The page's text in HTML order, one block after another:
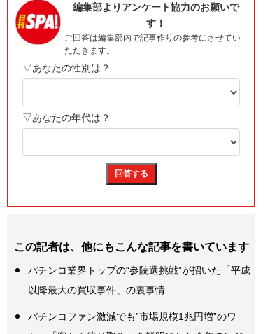
この記者は、他にもこんな記事を書いています
パチンコ業界トップの“参院選挑戦”が招いた「平成
以降最大の買収事件」の裏事情
パチンコファン激減でも‟市場規模1兆円増”のワ